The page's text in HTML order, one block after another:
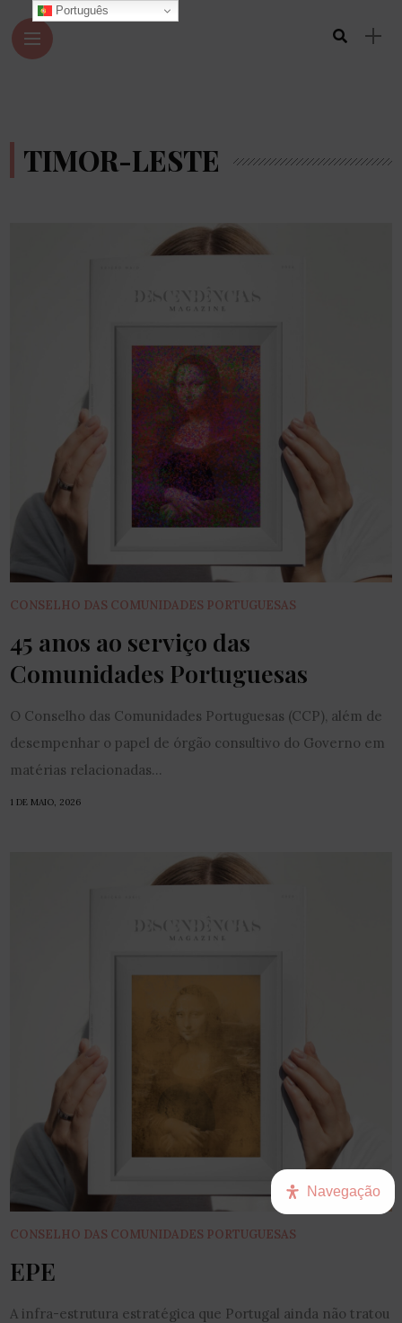
TIMOR-LESTE
CONSELHO DAS COMUNIDADES PORTUGUESAS
45 anos ao serviço das
Comunidades Portuguesas
O Conselho das Comunidades Portuguesas (CCP), além de
desempenhar o papel de órgão consultivo do Governo em
matérias relacionadas...
1 DE MAIO, 2026
CONSELHO DAS COMUNIDADES PORTUGUESAS
EPE
A infra-estrutura estratégica que Portugal ainda não tratou
Português
Navegação